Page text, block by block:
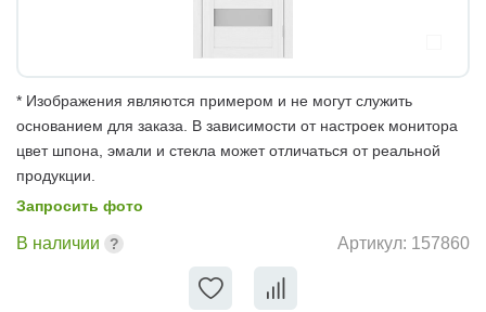
* Изображения являются примером и не могут служить
основанием для заказа. В зависимости от настроек монитора
цвет шпона, эмали и стекла может отличаться от реальной
продукции.
Запросить фото
В наличии Артикул: 157860